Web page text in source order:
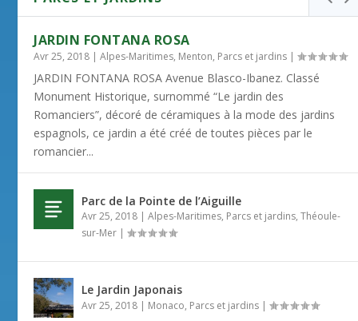
JARDIN FONTANA ROSA
Avr 25, 2018 |Alpes-Maritimes, Menton, Parcs et jardins |
JARDIN FONTANA ROSA Avenue Blasco-Ibanez. Classé
Monument Historique, surnommé “Le jardin des
Romanciers”, décoré de céramiques à la mode des jardins
espagnols, ce jardin a été créé de toutes pièces par le
romancier...
Parc de la Pointe de l’Aiguille
Avr 25, 2018 |Alpes-Maritimes, Parcs et jardins,Théoule-
sur-Mer |
Le Jardin Japonais
Avr 25, 2018 | Monaco, Parcs et jardins |